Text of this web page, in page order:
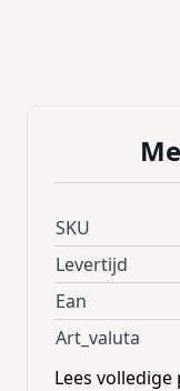
SKU
Levertijd
Ean
Art_valuta
Lees